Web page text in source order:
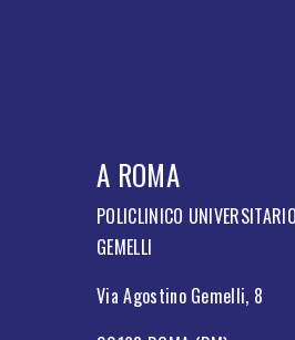
A ROMA
POLICLINICO
GEMELLI
Via Agostino Gemelli, 8